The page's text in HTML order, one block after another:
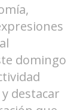
domingo
destacar